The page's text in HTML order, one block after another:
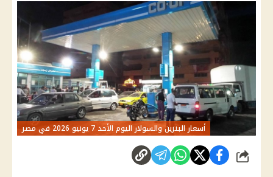
أسعار البنزين والسولار اليوم الأحد 7 يونيو 2026 في مصر
شارك